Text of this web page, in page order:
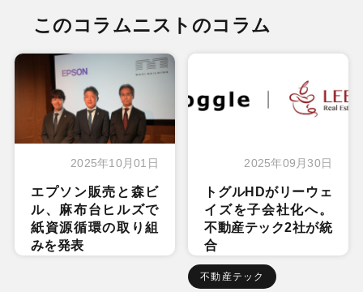
このコラムニストのコラム
2025年10月01日
エプソン販売と森ビ
ル、麻布台ヒルズで
紙資源循環の取り組
みを発表
2025年09月30日
トグルHDがリーウェ
イズを子会社化へ。
不動産テック2社が統
合
不動産テック